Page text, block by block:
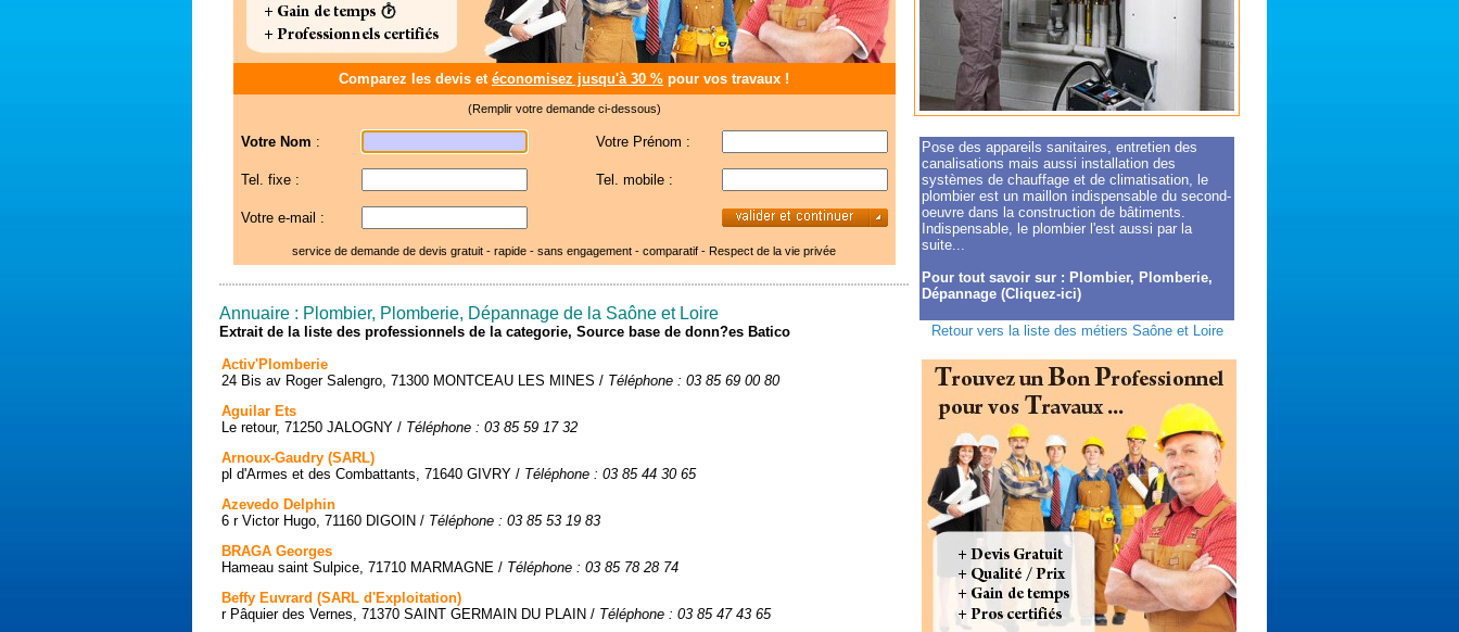
Comparez les devis et économisez jusqu'à 30 % pour vos travaux !
(Remplir votre demande ci-dessous)
Votre Nom : Votre Prénom :
Tel. fixe : Tel. mobile :
Votre e-mail :
service de demande de devis gratuit - rapide - sans engagement - comparatif - Respect de la vie privée
Annuaire : Plombier, Plomberie, Dépannage de la Saône et Loire
Extrait de la liste des professionnels de la categorie, Source base de donn?es Batico
Activ'Plomberie
24 Bis av Roger Salengro, 71300 MONTCEAU LES MINES / Téléphone : 03 85 69 00 80
Aguilar Ets
Le retour, 71250 JALOGNY / Téléphone : 03 85 59 17 32
Arnoux-Gaudry (SARL)
pl d'Armes et des Combattants, 71640 GIVRY / Téléphone : 03 85 44 30 65
Azevedo Delphin
6 r Victor Hugo, 71160 DIGOIN / Téléphone : 03 85 53 19 83
BRAGA Georges
Hameau saint Sulpice, 71710 MARMAGNE / Téléphone : 03 85 78 28 74
Beffy Euvrard (SARL d'Exploitation)
r Pâquier des Vernes, 71370 SAINT GERMAIN DU PLAIN / Téléphone : 03 85 47 43 65
Pose des appareils sanitaires, entretien des
canalisations mais aussi installation des
systèmes de chauffage et de climatisation, le
plombier est un maillon indispensable du second-
oeuvre dans la construction de bâtiments.
Indispensable, le plombier l'est aussi par la
suite...
Pour tout savoir sur : Plombier, Plomberie,
Dépannage (Cliquez-ici)
Retour vers la liste des métiers Saône et Loire